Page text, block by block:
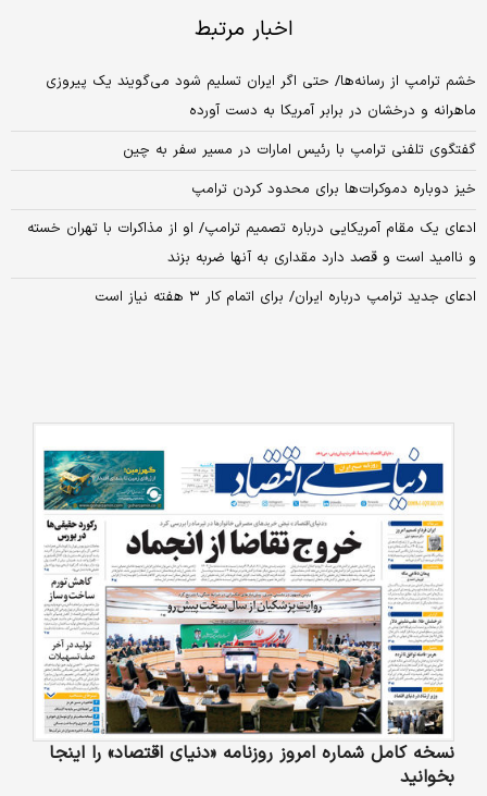
اخبار مرتبط
خشم ترامپ از رسانه‌ها/ حتی اگر ایران تسلیم شود می‌گویند یک پیروزی
ماهرانه و درخشان در برابر آمریکا به دست آورده
گفتگوی تلفنی ترامپ با رئیس امارات در مسیر سفر به چین
خیز دوباره دموکرات‌ها برای محدود کردن ترامپ
ادعای یک مقام آمریکایی درباره تصمیم ترامپ/ او از مذاکرات با تهران خسته
و ناامید است و قصد دارد مقداری به آنها ضربه بزند
ادعای جدید ترامپ درباره ایران/ برای اتمام کار ۳ هفته نیاز است
نسخه کامل شماره امروز روزنامه «دنیای‌ اقتصاد» را اینجا
بخوانید